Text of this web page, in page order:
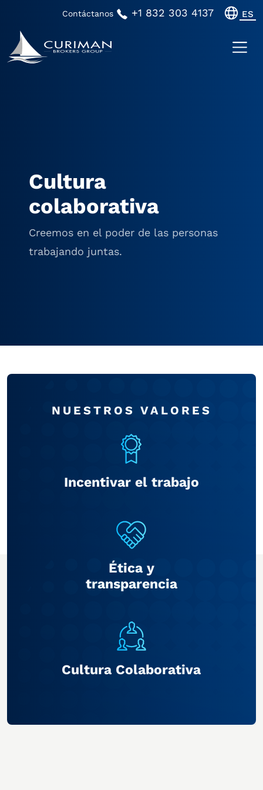
Contáctanos +1 832 303 4137 ES
Cultura
colaborativa
Creemos en el poder de las personas
trabajando juntas.
NUESTROS VALORES
Incentivar el trabajo
Ética y
transparencia
Cultura Colaborativa